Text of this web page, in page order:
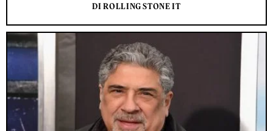
DI ROLLING STONE IT